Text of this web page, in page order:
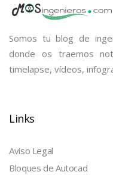
Somos tu blog de
donde os traemos
timelapse, vídeos,
Links
Aviso Legal
Bloques de Autocad